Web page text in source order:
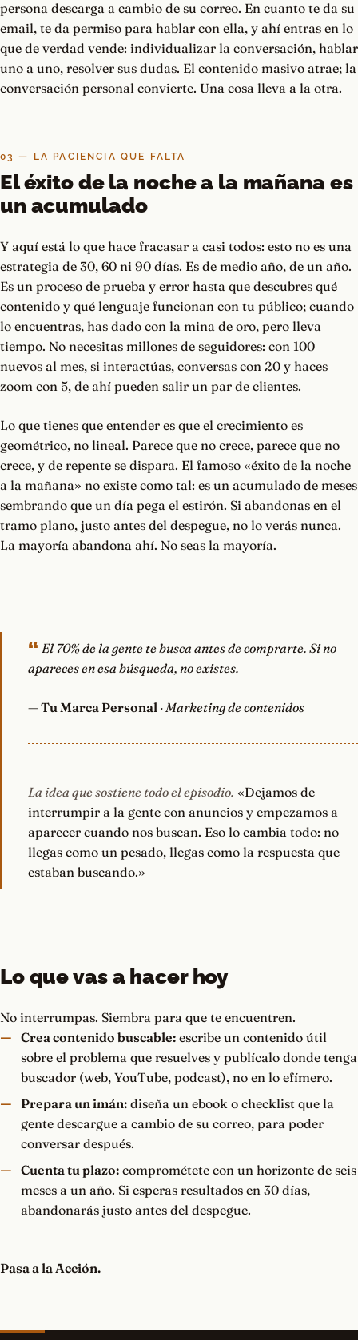
persona descarga a cambio de su correo. En cuanto te da su
email, te da permiso para hablar con ella, y ahí entras en lo
que de verdad vende: individualizar la conversación, hablar
uno a uno, resolver sus dudas. El contenido masivo atrae; la
conversación personal convierte. Una cosa lleva a la otra.
03 — LA PACIENCIA QUE FALTA
El éxito de la noche a la mañana es
un acumulado
Y aquí está lo que hace fracasar a casi todos: esto no es una
estrategia de 30, 60 ni 90 días. Es de medio año, de un año.
Es un proceso de prueba y error hasta que descubres qué
contenido y qué lenguaje funcionan con tu público; cuando
lo encuentras, has dado con la mina de oro, pero lleva
tiempo. No necesitas millones de seguidores: con 100
nuevos al mes, si interactúas, conversas con 20 y haces
zoom con 5, de ahí pueden salir un par de clientes.
Lo que tienes que entender es que el crecimiento es
geométrico, no lineal. Parece que no crece, parece que no
crece, y de repente se dispara. El famoso «éxito de la noche
a la mañana» no existe como tal: es un acumulado de meses
sembrando que un día pega el estirón. Si abandonas en el
tramo plano, justo antes del despegue, no lo verás nunca.
La mayoría abandona ahí. No seas la mayoría.
El 70% de la gente te busca antes de comprarte. Si no
apareces en esa búsqueda, no existes.
—Tu Marca Personal · Marketing de contenidos
La idea que sostiene todo el episodio. «Dejamos de
interrumpir a la gente con anuncios y empezamos a
aparecer cuando nos buscan. Eso lo cambia todo: no
llegas como un pesado, llegas como la respuesta que
estaban buscando.»
Lo que vas a hacer hoy
No interrumpas. Siembra para que te encuentren.
Crea contenido buscable:escribe un contenido útil
sobre el problema que resuelves y publícalo donde tenga
buscador (web, YouTube, podcast), no en lo efímero.
Prepara un imán:diseña un ebook o checklist que la
gente descargue a cambio de su correo, para poder
conversar después.
Cuenta tu plazo:comprométete con un horizonte de seis
meses a un año. Si esperas resultados en 30 días,
abandonarás justo antes del despegue.
Pasa a la Acción.